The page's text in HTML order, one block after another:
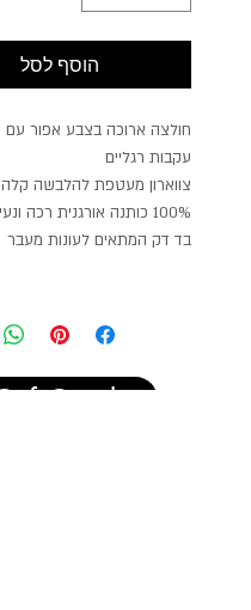
הוסף לסל
חולצה ארוכה בצבע אפור
עקבות רגליים
צווארון מעטפת להלבשה קלה
100% כותנה אורגנית רכה ונעימה
בד דק המתאים לעונות מעבר